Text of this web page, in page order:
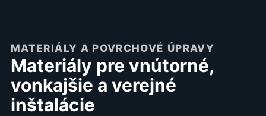
MATERIÁLY A POVRCHOVÉ ÚPRAVY
Materiály pre vnútorné,
vonkajšie a verejné
inštalácie